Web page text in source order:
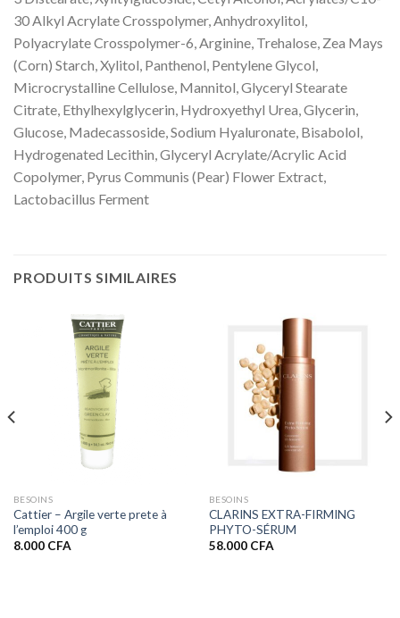
30 Alkyl Acrylate Crosspolymer, Anhydroxylitol,
Polyacrylate Crosspolymer-6, Arginine, Trehalose, Zea Mays
(Corn) Starch, Xylitol, Panthenol, Pentylene Glycol,
Microcrystalline Cellulose, Mannitol, Glyceryl Stearate
Citrate, Ethylhexylglycerin, Hydroxyethyl Urea, Glycerin,
Glucose, Madecassoside, Sodium Hyaluronate, Bisabolol,
Hydrogenated Lecithin, Glyceryl Acrylate/Acrylic Acid
Copolymer, Pyrus Communis (Pear) Flower Extract,
Lactobacillus Ferment
PRODUITS SIMILAIRES
BESOINS
Cattier – Argile verte prete à
l’emploi 400 g
8.000 CFA
BESOINS
CLARINS EXTRA-FIRMING
PHYTO-SÉRUM
58.000 CFA